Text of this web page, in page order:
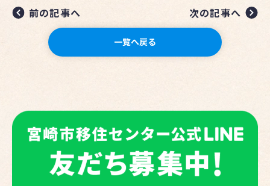
前の記事へ
一覧へ戻る
次の記事へ